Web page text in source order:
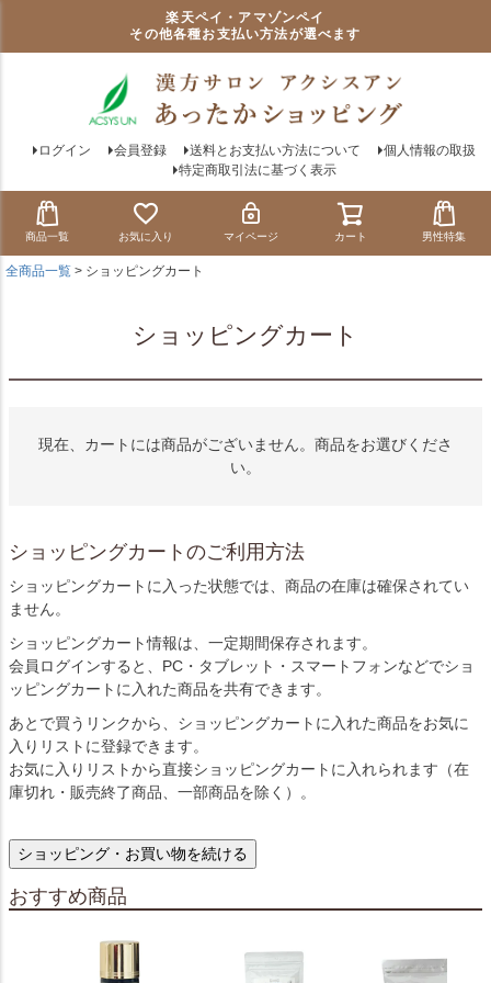
楽天ペイ・アマゾンペイ
その他各種お支払い方法が選べます
ログイン 会員登録 送料とお支払い方法について
個人情報の取扱
特定商取引法に基づく表示
商品一覧 お気に入り マイページ カート 男性特集
全商品一覧 ショッピングカート
ショッピングカート
現在、カートには商品がございません。商品をお選びくださ
い。
ショッピングカートのご利用方法
ショッピングカートに入った状態では、商品の在庫は確保されてい
ません。
ショッピングカート情報は、一定期間保存されます。
会員ログインすると、PC・タブレット・スマートフォンなどでショ
ッピングカートに入れた商品を共有できます。
あとで買うリンクから、ショッピングカートに入れた商品をお気に
入りリストに登録できます。
お気に入りリストから直接ショッピングカートに入れられます（在
庫切れ・販売終了商品、一部商品を除く）。
ショッピング・お買い物を続ける
おすすめ商品